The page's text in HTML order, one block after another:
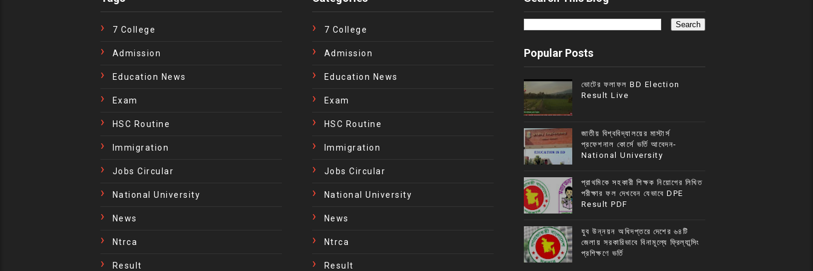
7 College
Admission
Education News
Exam
HSC Routine
Immigration
Jobs Circular
National University
News
Ntrca
Result
7 College
Admission
Education News
Exam
HSC Routine
Immigration
Jobs Circular
National University
News
Ntrca
Result
Popular Posts
ভোটের ফলাফল BD Election
Result Live
জাতীয় বিশ্ববিদ্যালয়ের মাস্টার্স
প্রফেশনাল কোর্সে ভর্তি আবেদন-
National University
প্রাথমিকে সহকারী শিক্ষক নিয়োগের লিখিত
পরীক্ষার ফল দেখবেন যেভাবে DPE
Result PDF
যুব উন্নয়ন অধিদপ্তরে দেশের ৬৪টি
জেলায় সরকারিভাবে বিনামূল্যে ফ্রিল্যান্সিং
প্রশিক্ষণে ভর্তি